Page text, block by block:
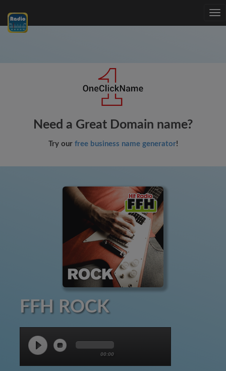
Need a Great Domain name?
Try our free business name generator!
FFH ROCK
00:00